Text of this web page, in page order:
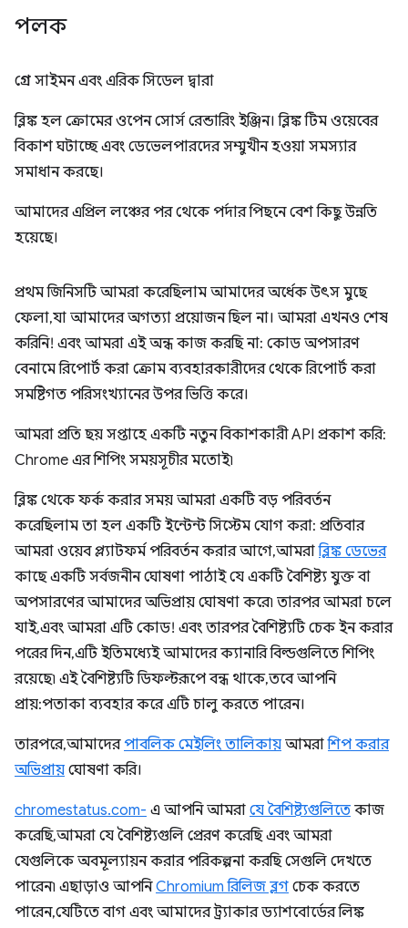
পলক
গ্রেগ সাইমন এবং এরিক সিডেল দ্বারা
ব্লিঙ্ক হল ক্রোমের ওপেন সোর্স রেন্ডারিং ইঞ্জিন। ব্লিঙ্ক টিম ওয়েবের
বিকাশ ঘটাচ্ছে এবং ডেভেলপারদের সম্মুখীন হওয়া সমস্যার
সমাধান করছে।
আমাদের এপ্রিল লঞ্চের পর থেকে পর্দার পিছনে বেশ কিছু উন্নতি
হয়েছে।
প্রথম জিনিসটি আমরা করেছিলাম আমাদের অর্ধেক উৎস মুছে
ফেলা, যা আমাদের অগত্যা প্রয়োজন ছিল না। আমরা এখনও শেষ
করিনি! এবং আমরা এই অন্ধ কাজ করছি না: কোড অপসারণ
বেনামে রিপোর্ট করা ক্রোম ব্যবহারকারীদের থেকে রিপোর্ট করা
সমষ্টিগত পরিসংখ্যানের উপর ভিত্তি করে।
আমরা প্রতি ছয় সপ্তাহে একটি নতুন বিকাশকারী API প্রকাশ করি:
Chrome এর শিপিং সময়সূচীর মতোই৷
ব্লিঙ্ক থেকে ফর্ক করার সময় আমরা একটি বড় পরিবর্তন
করেছিলাম তা হল একটি ইন্টেন্ট সিস্টেম যোগ করা: প্রতিবার
আমরা ওয়েব প্ল্যাটফর্ম পরিবর্তন করার আগে, আমরাব্লিঙ্ক ডেভের
কাছে একটি সর্বজনীন ঘোষণা পাঠাই যে একটি বৈশিষ্ট্য যুক্ত বা
অপসারণের আমাদের অভিপ্রায় ঘোষণা করে৷ তারপর আমরা চলে
যাই, এবং আমরা এটি কোড! এবং তারপর বৈশিষ্ট্যটি চেক ইন করার
পরের দিন, এটি ইতিমধ্যেই আমাদের ক্যানারি বিল্ডগুলিতে শিপিং
রয়েছে৷ এই বৈশিষ্ট্যটি ডিফল্টরূপে বন্ধ থাকে, তবে আপনি
প্রায়:পতাকা ব্যবহার করে এটি চালু করতে পারেন।
তারপরে, আমাদেরপাবলিক মেইলিং তালিকায় আমরাশিপ করার
অভিপ্রায় ঘোষণা করি।
chromestatus.com- এ আপনি আমরা যে বৈশিষ্ট্যগুলিতে কাজ
করেছি, আমরা যে বৈশিষ্ট্যগুলি প্রেরণ করেছি এবং আমরা
যেগুলিকে অবমূল্যায়ন করার পরিকল্পনা করছি সেগুলি দেখতে
পারেন৷ এছাড়াও আপনিChromium রিলিজ ব্লগ চেক করতে
পারেন, যেটিতে বাগ এবং আমাদের ট্র্যাকার ড্যাশবোর্ডের লিঙ্ক